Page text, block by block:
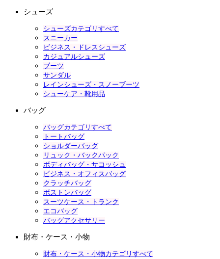
シューズ
シューズカテゴリすべて
スニーカー
ビジネス・ドレスシューズ
カジュアルシューズ
ブーツ
サンダル
レインシューズ・スノーブーツ
シューケア・靴用品
バッグ
バッグカテゴリすべて
トートバッグ
ショルダーバッグ
リュック・バックパック
ボディバッグ・サコッシュ
ビジネス・オフィスバッグ
クラッチバッグ
ボストンバッグ
スーツケース・トランク
エコバッグ
バッグアクセサリー
財布・ケース・小物
財布・ケース・小物カテゴリすべて